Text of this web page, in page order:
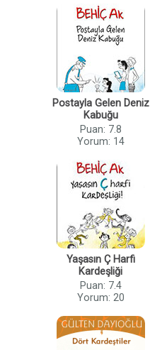
Postayla Gelen Deniz
Kabuğu
Puan: 7.8
Yorum: 14
Yaşasın Ç Harfi
Kardeşliği
Puan: 7.4
Yorum: 20